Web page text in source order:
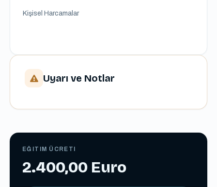
Kişisel Harcamalar
Uyarı ve Notlar
EĞITIM ÜCRETI
2.400,00 Euro